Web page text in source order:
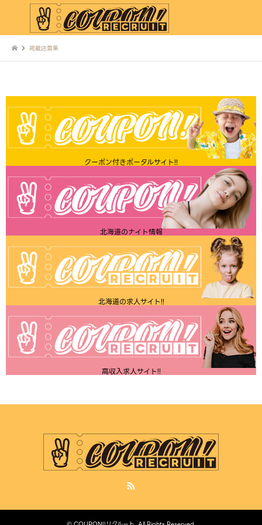
掲載店募集
クーポン付きポータルサイト!!
北海道のナイト情報
北海道の求人サイト!!
高収入求人サイト!!